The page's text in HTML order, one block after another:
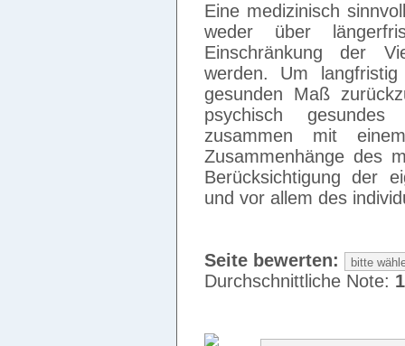
Eine medizinisch
weder über
Einschränkung der
werden. Um
gesunden Maß
psychisch gesundes
zusammen mit
Zusammenhänge des
Berücksichtigung der
und vor allem des
Seite bewerten:
Durchschnittliche Note: